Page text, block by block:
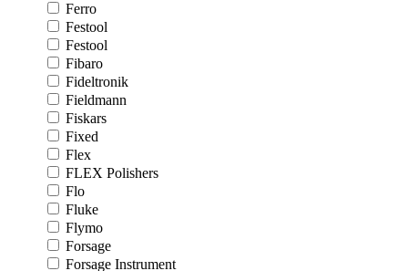
Ferro
Festool
Festool
Fibaro
Fideltronik
Fieldmann
Fiskars
Fixed
Flex
FLEX Polishers
Flo
Fluke
Flymo
Forsage
Forsage Instrument